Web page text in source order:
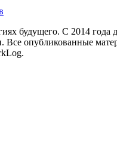
будущего. С 2014 года
Все опубликованные